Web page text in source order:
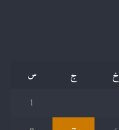
خ ج
س
1